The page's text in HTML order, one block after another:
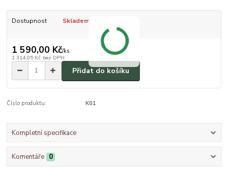
Dostupnost Skladem
1 590,00 Kč/ks
1 314,05 Kč bez DPH
Přidat do košíku
Číslo produktu: K01
Kompletní specifikace
Komentáře 0